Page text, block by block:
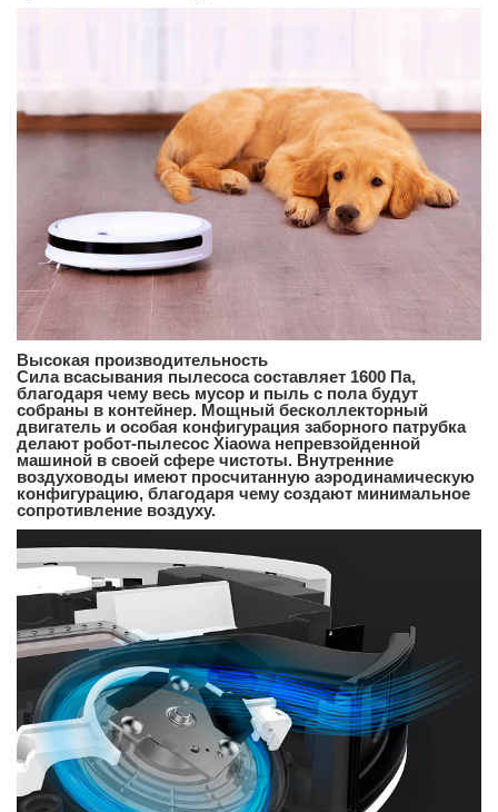
Высокая производительность
Сила всасывания пылесоса составляет 1600 Па,
благодаря чему весь мусор и пыль с пола будут
собраны в контейнер. Мощный бесколлекторный
двигатель и особая конфигурация заборного патрубка
делают робот-пылесос Xiaowa непревзойденной
машиной в своей сфере чистоты. Внутренние
воздуховоды имеют просчитанную аэродинамическую
конфигурацию, благодаря чему создают минимальное
сопротивление воздуху.